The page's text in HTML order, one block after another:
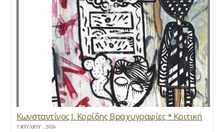
Κωνσταντίνος Ι. Κορίδης Βραχυγραφίες * Κριτική
7 ΙΟΥΛΊΟΥ , 2026